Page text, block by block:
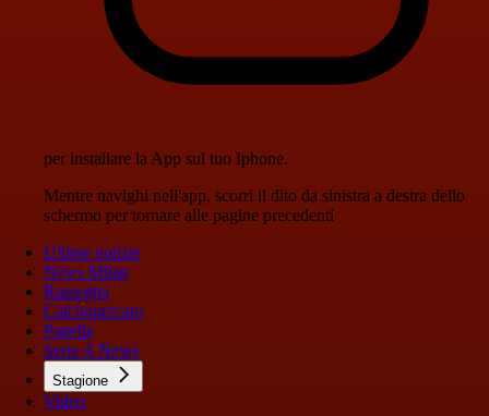
per installare la App sul tuo Iphone.
Mentre navighi nell'app, scorri il dito da sinistra a destra dello
schermo per tornare alle pagine precedenti
Ultime notizie
News Milan
Rassegna
Calciomercato
Pagelle
Serie A News
Stagione
Video